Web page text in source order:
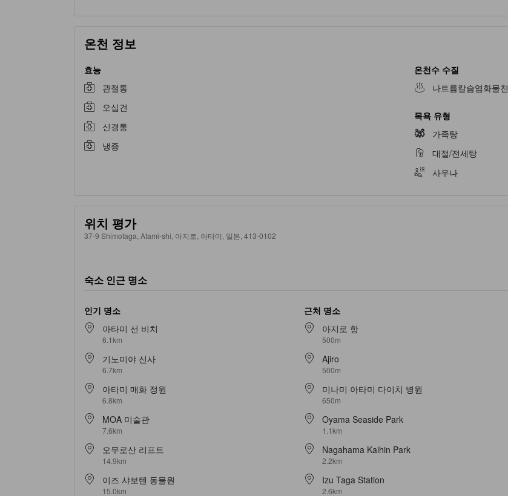
온천 정보
효능
관절통
오십견
신경통
냉증
온천수 수질
나트륨칼슘염화물천
목욕 유형
가족탕
대절/전세탕
사우나
위치 평가
37-9 Shimotaga, Atami-shi, 아지로, 아타미, 일본, 413-0102
숙소 인근 명소
인기 명소
아타미 선 비치
6.1km
기노미야 신사
6.7km
아타미 매화 정원
6.8km
MOA 미술관
7.6km
오무로산 리프트
14.9km
이즈 샤보텐 동물원
15.0km
근처 명소
아지로 항
500m
Ajiro
500m
미나미 아타미 다이치 병원
650m
Oyama Seaside Park
1.1km
Nagahama Kaihin Park
2.2km
Izu Taga Station
2.6km